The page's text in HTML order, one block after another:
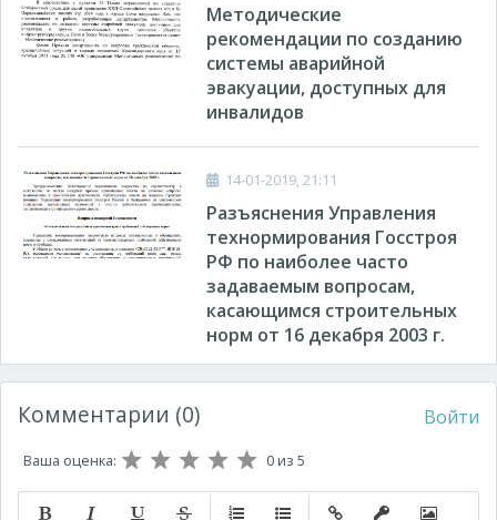
Методические
рекомендации по созданию
системы аварийной
эвакуации, доступных для
инвалидов
14-01-2019, 21:11
Разъяснения Управления
технормирования Госстроя
РФ по наиболее часто
задаваемым вопросам,
касающимся строительных
норм от 16 декабря 2003 г.
Комментарии (0) Войти
Ваша оценка: 0из 5